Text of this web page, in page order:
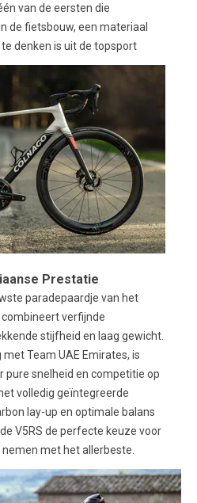
van de eersten die
de fietsbouw, een materiaal
denken is uit de topsport
Prestatie
paradepaardje van het
verfijnde
stijfheid en laag gewicht.
Team UAE Emirates, is
pure snelheid en competitie op
volledig geïntegreerde
lay-up en optimale balans
V5RS de perfecte keuze voor
met het allerbeste.